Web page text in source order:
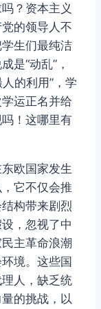
？资本主义
的领导人不
生们最纯洁
是“动乱”，
的利用”，学
运正名并给
！这哪里有
欧国家发生
它不仅会推
构带来剧烈
，忽视了中
主革命浪潮
境。这些国
人，缺乏统
的挑战，以